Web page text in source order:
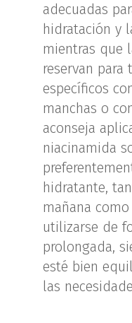
adecuadas
hidratación y
mientras que
reservan para
específicos
manchas o
aconseja
niacinamida
hidratante,
mañana
utilizarse de
prolongada,
esté bien
las